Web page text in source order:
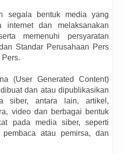
segala bentuk media yang
internet dan melaksanakan
memenuhi persyaratan
Standar Perusahaan Pers
(User Generated Content)
dan atau dipublikasikan
siber, antara lain, artikel,
video dan berbagai bentuk
pada media siber, seperti
pembaca atau pemirsa, dan